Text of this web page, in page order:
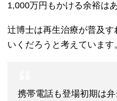
1,000万円もかける余裕は
辻博士は再生治療が普及
いくだろうと考えています
携帯電話も登場初期は